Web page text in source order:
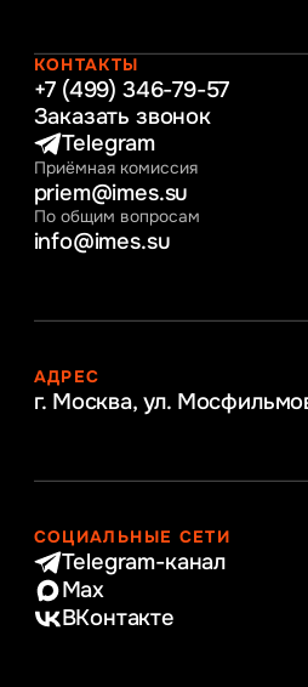
Интернет-маркетинг
КОНТАКТЫ
+7 (499) 346-79-57
Заказать звонок
Telegram
Приёмная комиссия
priem@imes.su
По общим вопросам
info@imes.su
АДРЕС
г. Москва, ул.
СОЦИАЛЬНЫЕ СЕТИ
Telegram-канал
Max
ВКонтакте